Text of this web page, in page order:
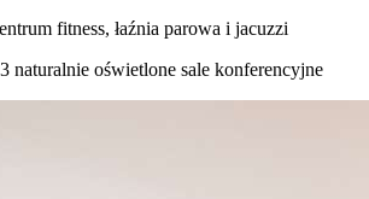
fitness, łaźnia parowa i jacuzzi
naturalnie oświetlone sale konferencyjne